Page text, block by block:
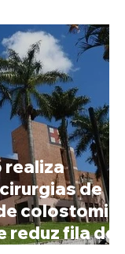
realiza
de
colostomia
reduz fila de